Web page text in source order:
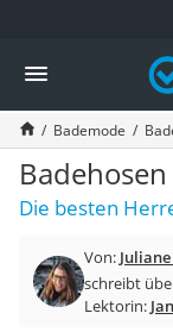
Die beliebtesten
Mode
Boxershorts
Cellulite-Leggings
Herrensocken
Polarisierte
Hausschuhe Herren
Suunto-Uhr
Überzieh-
Bademode
Die besten
Von: Juliane
schreibt
Lektorin: